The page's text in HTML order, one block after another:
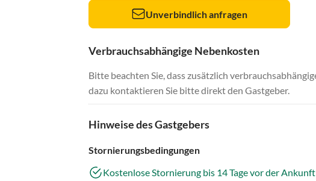
Unverbindlich anfragen
Verbrauchsabhängige Nebenkosten
Bitte beachten Sie, dass zusätzlich
dazu kontaktieren Sie bitte direkt den Gastgeber.
Hinweise des Gastgebers
Stornierungsbedingungen
Kostenlose Stornierung bis 14 Tage vor der Ankunft